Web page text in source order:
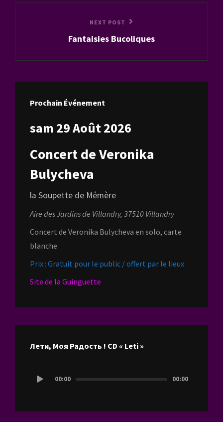
NEXT POST
Fantaisies Bucoliques
Prochain Événement
sam 29 Août 2026
Concert de Veronika
Bulycheva
la Soupette de Mémère
Aire des Jardins de Villandry, 37510 Villandry
Concert de Veronika Bulycheva en solo, carte
blanche
Prix : Gratuit pour le public / offert par le lieux
Site de la Guinguette
Лети, Моя Радость ! CD « Leti »
audio
00:00 00:00